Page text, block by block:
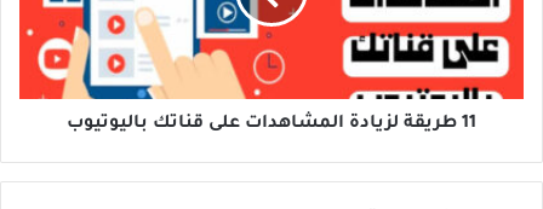
قناتك
باليوتيوب
11 طريقة لزيادة المشاهدات على قناتك باليوتيوب